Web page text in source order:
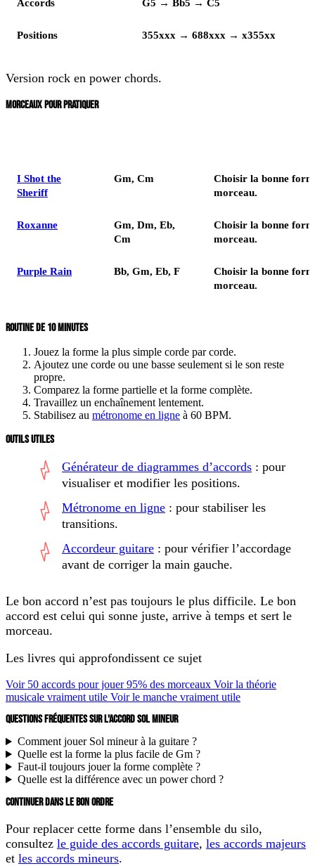
Accords G5 → Bb5 → C5
Positions 355xxx → 688xxx → x355xx
Version rock en power chords.
MORCEAUX POUR PRATIQUER
I Shot the
Sheriff
Gm, Cm
Choisir la bonne
morceau.
Roxanne
Gm, Dm, Eb,
Cm
Choisir la bonne
morceau.
Purple Rain Bb, Gm, Eb, F
Choisir la bonne
morceau.
ROUTINE DE 10 MINUTES
Jouez la forme la plus simple corde par corde.
Ajoutez une corde ou une basse seulement si le son reste
propre.
Comparez la forme partielle et la forme complète.
Travaillez un enchaînement lentement.
Stabilisez au métronome en ligne à 60 BPM.
OUTILS UTILES
Générateur de diagrammes d’accords : pour
visualiser et modifier les positions.
Métronome en ligne : pour stabiliser les
transitions.
Accordeur guitare : pour vérifier l’accordage
avant de corriger la main gauche.
Le bon accord n’est pas toujours le plus difficile. Le bon
accord est celui qui sonne juste, arrive à temps et sert le
morceau.
Les livres qui approfondissent ce sujet
Voir 50 accords pour jouer 95% des morceaux Voir la théorie
musicale vraiment utile Voir le manche vraiment utile
QUESTIONS FRÉQUENTES SUR L'ACCORD SOL MINEUR
Comment jouer Sol mineur à la guitare ?
Quelle est la forme la plus facile de Gm ?
Faut-il toujours jouer la forme complète ?
Quelle est la différence avec un power chord ?
CONTINUER DANS LE BON ORDRE
Pour replacer cette forme dans l’ensemble du silo,
consultez le guide des accords guitare, les accords majeurs
et les accords mineurs.